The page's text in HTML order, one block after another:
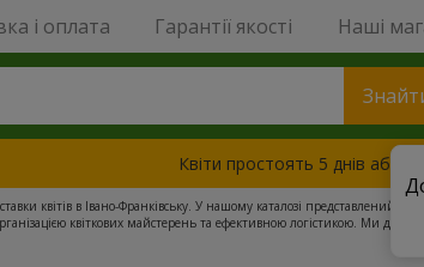
і оплата Гарантії якості Наші
Квіти простоять 5 днів або
квітів в Івано-Франківську. У нашому каталозі представлений
квіткових майстерень та ефективною логістикою. Ми
вони завжди найсвіжіші. Наші менеджери працюють цілодобово, а
навіть на відстані.